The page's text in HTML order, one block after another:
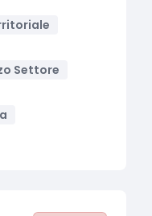
Settore